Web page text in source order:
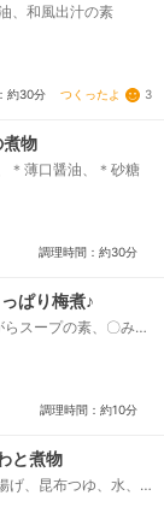
、和風出汁の素
約30分 つくったよ 3
煮物
＊薄口醤油、＊砂糖
調理時間：約30分
ぱり梅煮♪
スープの素、〇みり
調理時間：約10分
と煮物
、昆布つゆ、水、